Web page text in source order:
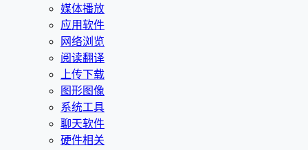
媒体播放
应用软件
网络浏览
阅读翻译
上传下载
图形图像
系统工具
聊天软件
硬件相关